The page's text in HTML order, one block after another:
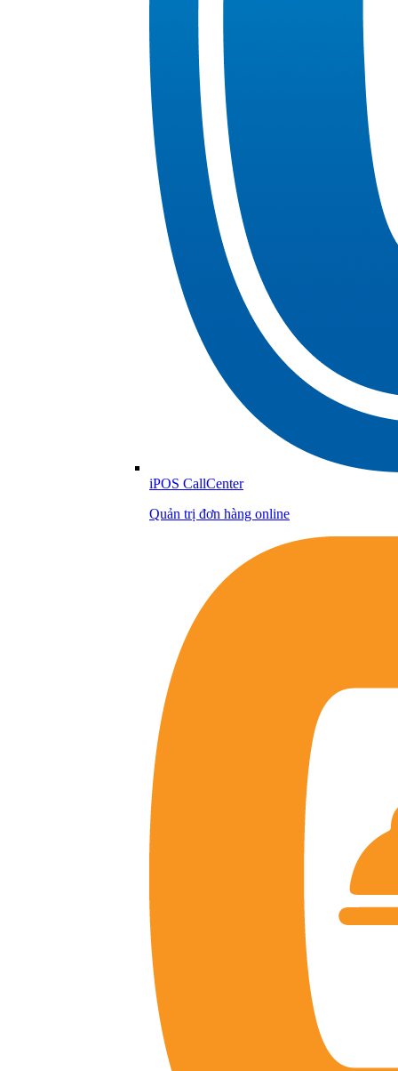
iPOS CallCenter
Quản trị đơn hàng online